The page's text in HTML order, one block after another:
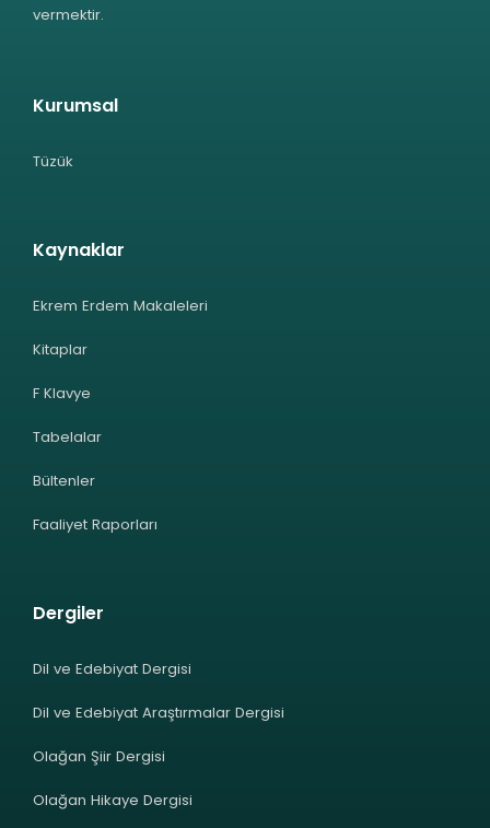
vermektir.
Kurumsal
Tüzük
Kaynaklar
Ekrem Erdem Makaleleri
Kitaplar
F Klavye
Tabelalar
Bültenler
Faaliyet Raporları
Dergiler
Dil ve Edebiyat Dergisi
Dil ve Edebiyat Araştırmalar Dergisi
Olağan Şiir Dergisi
Olağan Hikaye Dergisi